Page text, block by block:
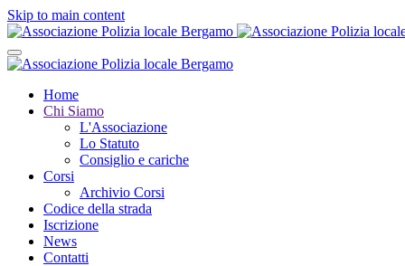
Skip to main content
Home
Chi Siamo
L'Associazione
Lo Statuto
Consiglio e cariche
Corsi
Archivio Corsi
Codice della strada
Iscrizione
News
Contatti